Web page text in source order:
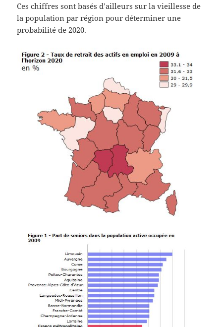
Ces chiffres sont basés d’ailleurs sur la vieillesse de
la population par région pour déterminer une
probabilité de 2020.